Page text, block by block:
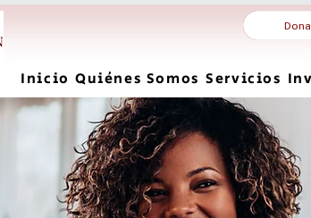
Inicio Quiénes Somos Servicios